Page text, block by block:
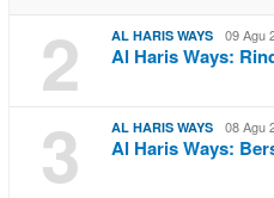
2 AL HARIS WAYS 09 Agu
Al Haris Ways:
3 AL HARIS WAYS 08 Agu
Al Haris Ways: